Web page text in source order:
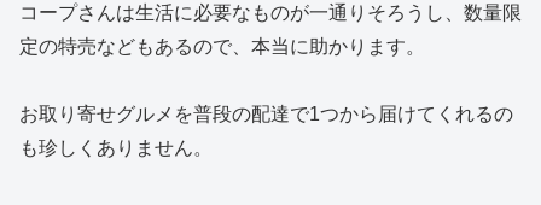
コープさんは生活に必要なものが一通りそろうし、数量限
定の特売などもあるので、本当に助かります。
お取り寄せグルメを普段の配達で1つから届けてくれるの
も珍しくありません。